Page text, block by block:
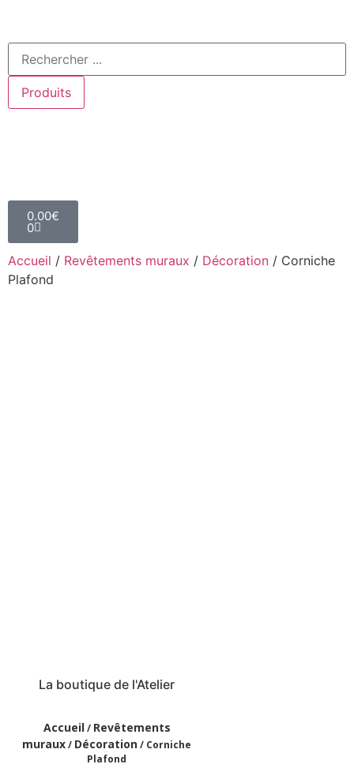
Produits
0.00€
0
Accueil / Revêtements muraux / Décoration / Corniche
Plafond
La boutique de l'Atelier
Accueil / Revêtements
muraux/ Décoration/ Corniche
Plafond